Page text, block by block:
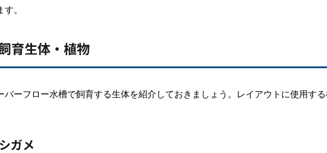
。
育生体・植物
バーフロー水槽で飼育する生体を紹介しておきましょう。レイアウトに使用す
ガメ